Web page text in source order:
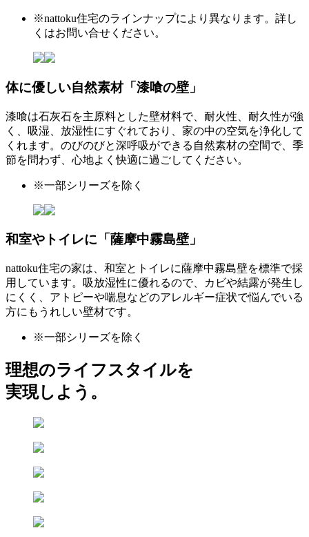
※nattoku住宅のラインナップにより異なります。詳し
くはお問い合せください。
体に優しい自然素材「漆喰の壁」
漆喰は石灰石を主原料とした壁材料で、耐火性、耐久性が強
く、吸湿、放湿性にすぐれており、家の中の空気を浄化して
くれます。のびのびと深呼吸ができる自然素材の空間で、季
節を問わず、心地よく快適に過ごしてください。
※一部シリーズを除く
和室やトイレに 「薩摩中霧島壁」
nattoku住宅の家は、和室とトイレに薩摩中霧島壁を標準で採
用しています。吸放湿性に優れるので、カビや結露が発生し
にくく、アトピーや喘息などのアレルギー症状で悩んでいる
方にもうれしい壁材です。
※一部シリーズを除く
理想のライフスタイルを
実現しよう。